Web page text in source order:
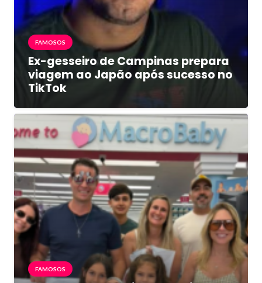
FAMOSOS
Ex-gesseiro de Campinas prepara
viagem ao Japão após sucesso no
TikTok
FAMOSOS